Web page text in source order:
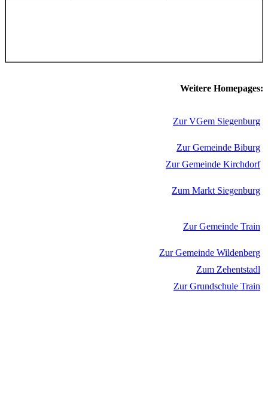
Weitere Homepages:
Zur VGem Siegenburg
Zur Gemeinde Biburg
Zur Gemeinde Kirchdorf
Zum Markt Siegenburg
Zur Gemeinde Train
Zur Gemeinde Wildenberg
Zum Zehentstadl
Zur Grundschule Train